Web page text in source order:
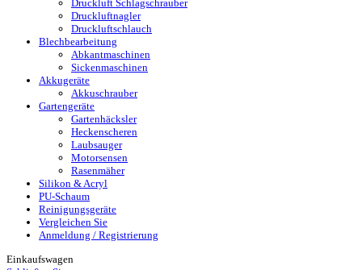
Druckluft Schlagschrauber
Druckluftnagler
Druckluftschlauch
Blechbearbeitung
Abkantmaschinen
Sickenmaschinen
Akkugeräte
Akkuschrauber
Gartengeräte
Gartenhäcksler
Heckenscheren
Laubsauger
Motorsensen
Rasenmäher
Silikon & Acryl
PU-Schaum
Reinigungsgeräte
Vergleichen Sie
Anmeldung / Registrierung
Einkaufswagen